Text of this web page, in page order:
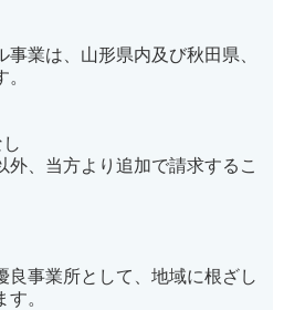
業は、山形県内及び秋田県、
外、当方より追加で請求するこ
良事業所として、地域に根ざし
。